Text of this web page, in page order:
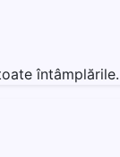
toate